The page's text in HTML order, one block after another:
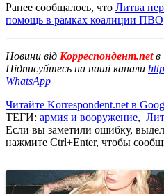
Ранее сообщалось, что Литва
помощь в рамках коалиции ПВО
Новини від Корреспондент.netв
Підписуйтесь на наші канали
WhatsApp
Читайте Korrespondent.net в
ТЕГИ: армия и вооружение,
Если вы заметили ошибку,
нажмите Ctrl+Enter, чтобы